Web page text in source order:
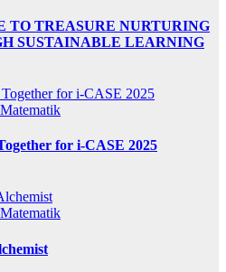
TO TREASURE NURTURING
SUSTAINABLE LEARNING
for i-CASE 2025